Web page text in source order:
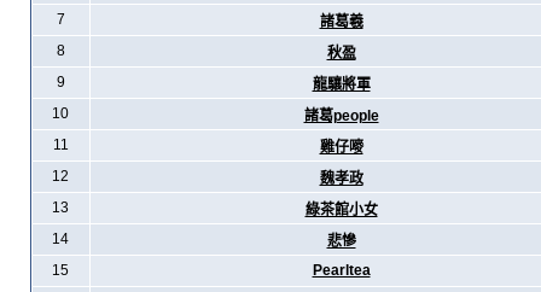
7
諸葛羲
8
秋盈
9
龍驤將軍
10
諸葛people
11
雞仔嘜
12
魏孝政
13
綠茶館小女
14
悲慘
15
Pearltea